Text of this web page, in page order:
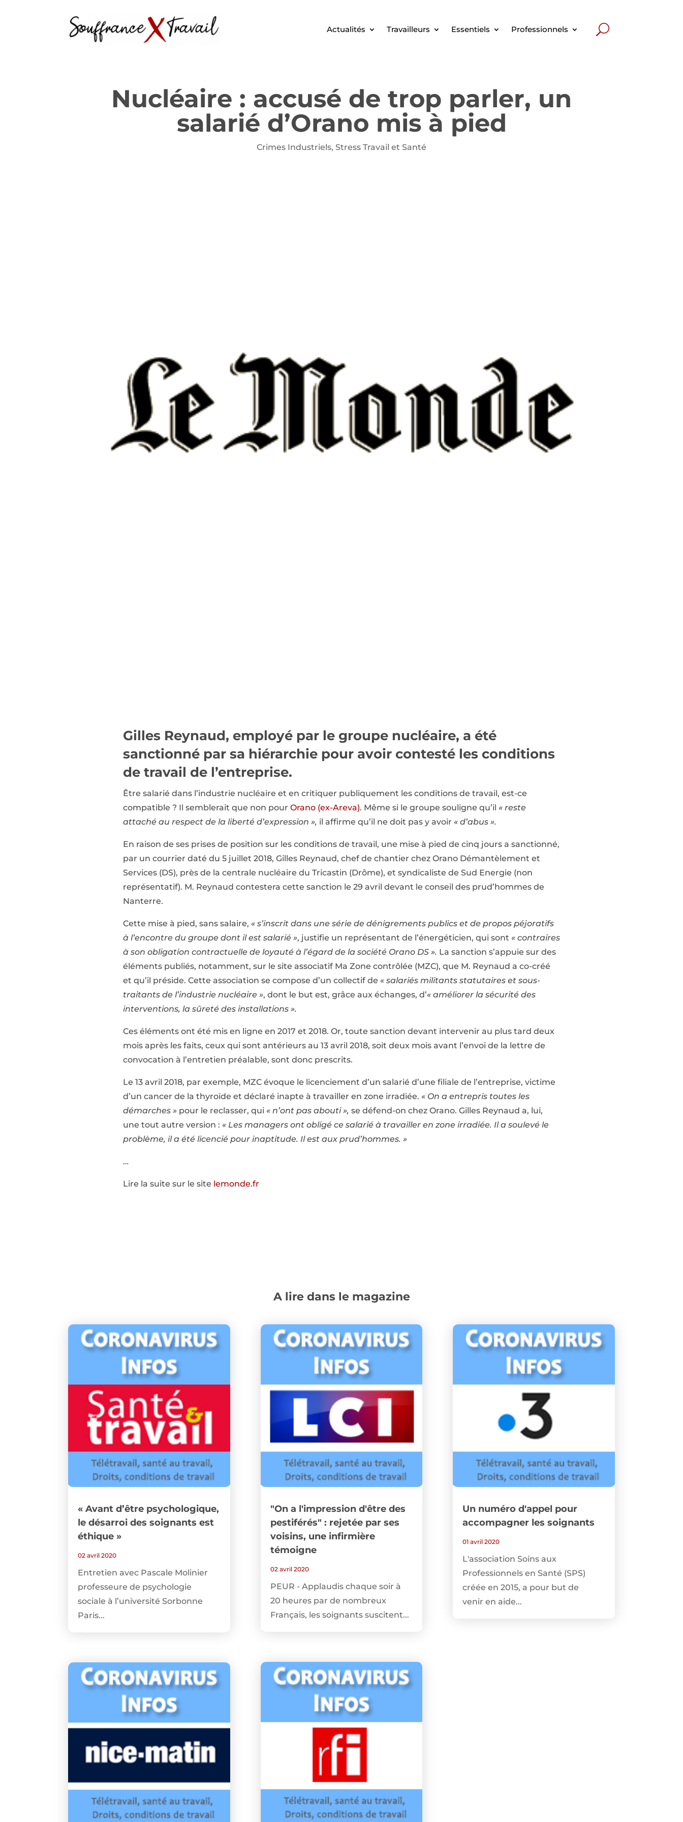
Actualités Travailleurs Essentiels Professionnels
Nucléaire : accusé de trop parler, un
salarié d’Orano mis à pied
Crimes Industriels, Stress Travail et Santé
Gilles Reynaud, employé par le groupe nucléaire, a été
sanctionné par sa hiérarchie pour avoir contesté les conditions
de travail de l’entreprise.
Être salarié dans l’industrie nucléaire et en critiquer publiquement les conditions de travail, est-ce
compatible ? Il semblerait que non pour Orano (ex-Areva). Même si le groupe souligne qu’il « reste
attaché au respect de la liberté d’expression », il affirme qu’il ne doit pas y avoir « d’abus ».
En raison de ses prises de position sur les conditions de travail, une mise à pied de cinq jours a sanctionné,
par un courrier daté du 5 juillet 2018, Gilles Reynaud, chef de chantier chez Orano Démantèlement et
Services (DS), près de la centrale nucléaire du Tricastin (Drôme), et syndicaliste de Sud Energie (non
représentatif). M. Reynaud contestera cette sanction le 29 avril devant le conseil des prud’hommes de
Nanterre.
Cette mise à pied, sans salaire, « s’inscrit dans une série de dénigrements publics et de propos péjoratifs
à l’encontre du groupe dont il est salarié », justifie un représentant de l’énergéticien, qui sont « contraires
à son obligation contractuelle de loyauté à l’égard de la société Orano DS ». La sanction s’appuie sur des
éléments publiés, notamment, sur le site associatif Ma Zone contrôlée (MZC), que M. Reynaud a co-créé
et qu’il préside. Cette association se compose d’un collectif de « salariés militants statutaires et sous-
traitants de l’industrie nucléaire », dont le but est, grâce aux échanges, d’« améliorer la sécurité des
interventions, la sûreté des installations ».
Ces éléments ont été mis en ligne en 2017 et 2018. Or, toute sanction devant intervenir au plus tard deux
mois après les faits, ceux qui sont antérieurs au 13 avril 2018, soit deux mois avant l’envoi de la lettre de
convocation à l’entretien préalable, sont donc prescrits.
Le 13 avril 2018, par exemple, MZC évoque le licenciement d’un salarié d’une filiale de l’entreprise, victime
d’un cancer de la thyroïde et déclaré inapte à travailler en zone irradiée. « On a entrepris toutes les
démarches »pour le reclasser, qui « n’ont pas abouti », se défend-on chez Orano. Gilles Reynaud a, lui,
une tout autre version : « Les managers ont obligé ce salarié à travailler en zone irradiée. Il a soulevé le
problème, il a été licencié pour inaptitude. Il est aux prud’hommes. »
…
Lire la suite sur le site lemonde.fr
A lire dans le magazine
« Avant d’être psychologique,
le désarroi des soignants est
éthique »
02 avril 2020
Entretien avec Pascale Molinier
professeure de psychologie
sociale à l’université Sorbonne
Paris...
"On a l'impression d'être des
pestiférés" : rejetée par ses
voisins, une infirmière
témoigne
02 avril 2020
PEUR - Applaudis chaque soir à
20 heures par de nombreux
Français, les soignants suscitent...
Un numéro d'appel pour
accompagner les soignants
01 avril 2020
L'association Soins aux
Professionnels en Santé (SPS)
créée en 2015, a pour but de
venir en aide...